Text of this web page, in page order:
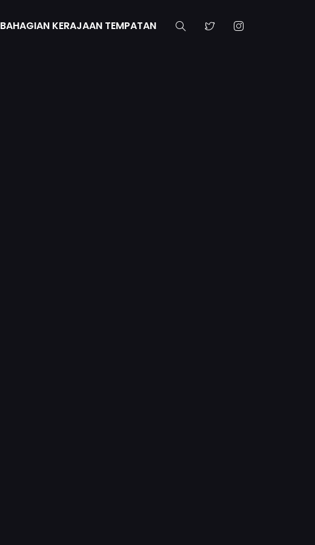
BAHAGIAN KERAJAAN TEMPATAN